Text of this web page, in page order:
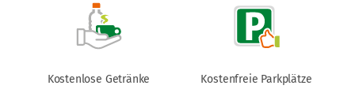
Kostenlose Getränke Kostenfreie Parkplätze